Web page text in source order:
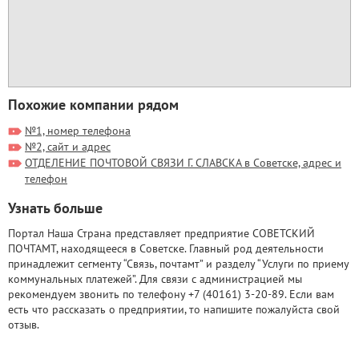
Похожие компании рядом
№1, номер телефона
№2, сайт и адрес
ОТДЕЛЕНИЕ ПОЧТОВОЙ СВЯЗИ Г. СЛАВСКА в Советске, адрес и
телефон
Узнать больше
Портал Наша Страна представляет предприятие СОВЕТСКИЙ
ПОЧТАМТ, находящееся в Советске. Главный род деятельности
принадлежит сегменту “Связь, почтамт” и разделу “Услуги по приему
коммунальных платежей”. Для связи с администрацией мы
рекомендуем звонить по телефону +7 (40161) 3-20-89. Если вам
есть что рассказать о предприятии, то напишите пожалуйста свой
отзыв.